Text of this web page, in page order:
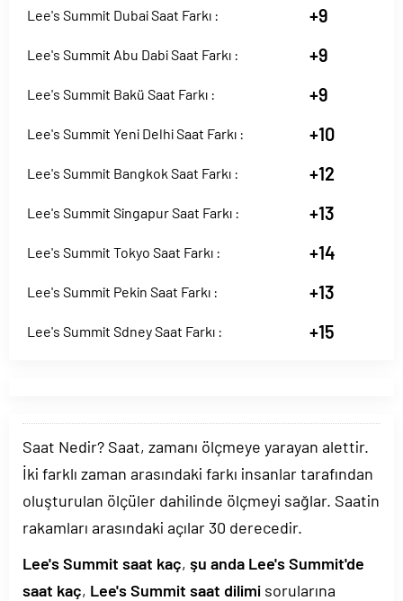
Lee's Summit Dubai Saat Farkı : +9
Lee's Summit Abu Dabi Saat Farkı : +9
Lee's Summit Bakü Saat Farkı : +9
Lee's Summit Yeni Delhi Saat Farkı : +10
Lee's Summit Bangkok Saat Farkı : +12
Lee's Summit Singapur Saat Farkı : +13
Lee's Summit Tokyo Saat Farkı : +14
Lee's Summit Pekin Saat Farkı : +13
Lee's Summit Sdney Saat Farkı : +15
Saat Nedir? Saat, zamanı ölçmeye yarayan alettir.
İki farklı zaman arasındaki farkı insanlar tarafından
oluşturulan ölçüler dahilinde ölçmeyi sağlar. Saatin
rakamları arasındaki açılar 30 derecedir.
Lee's Summit saat kaç, şu anda Lee's Summit'de
saat kaç, Lee's Summit saat dilimi sorularına